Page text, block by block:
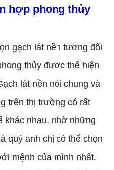
hợp phong thủy
gạch lát nền tương đối
thủy được thể hiện
lát nền nói chung và
trên thị trường có rất
khác nhau, nhờ những
quý anh chị có thể chọn
mệnh của mình nhất.